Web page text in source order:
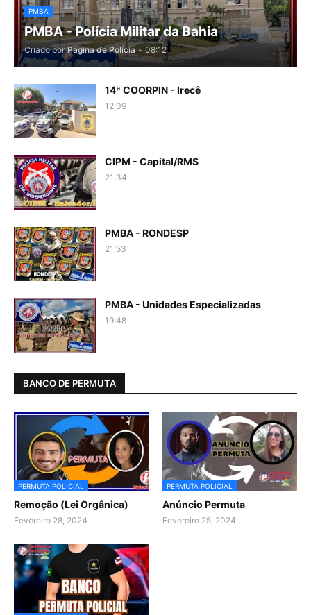
PMBA
PMBA - Polícia Militar da Bahia
Criado por Pagina de Polícia - 08:12
14ª COORPIN - Irecê
12:09
CIPM - Capital/RMS
21:34
PMBA - RONDESP
21:53
PMBA - Unidades Especializadas
19:48
BANCO DE PERMUTA
PERMUTA POLICIAL
Remoção (Lei Orgânica)
Fevereiro 28, 2024
PERMUTA POLICIAL
Anúncio Permuta
Fevereiro 25, 2024